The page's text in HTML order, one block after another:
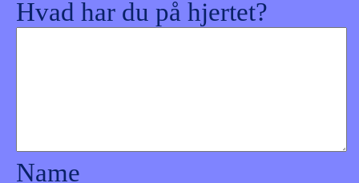
Hvad har du på hjertet?
Name